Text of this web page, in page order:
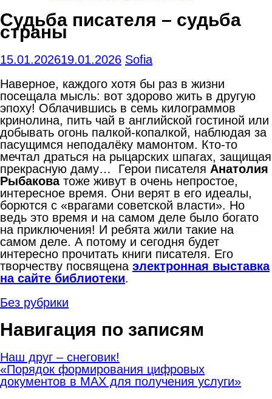
Судьба писателя – судьба
страны
15.01.202619.01.2026 Sofia
Наверное, каждого хотя бы раз в жизни
посещала мысль: вот здорово жить в другую
эпоху! Облачившись в семь килограммов
кринолина, пить чай в английской гостиной или
добывать огонь палкой-копалкой, наблюдая за
пасущимся неподалёку мамонтом. Кто-то
мечтал драться на рыцарских шпагах, защищая
прекрасную даму… Герои писателя Анатолия
Рыбаковатоже живут в очень непростое,
интересное время. Они верят в его идеалы,
борются с «врагами советской власти». Но
ведь это время и на самом деле было богато
на приключения! И ребята жили такие на
самом деле. А потому и сегодня будет
интересно прочитать книги писателя. Его
творчеству посвящена электронная выставка
на сайте библиотеки.
Без рубрики
Навигация по записям
Наш друг – снеговик!
«Порядок формирования цифровых
документов в МАХ для получения услуги»